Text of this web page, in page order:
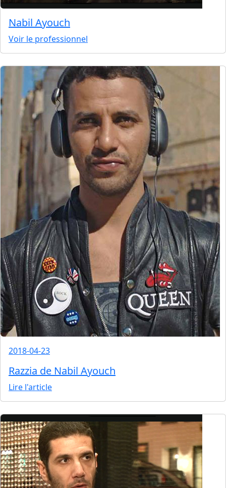
Nabil Ayouch
Voir le professionnel
2018-04-23
Razzia de Nabil Ayouch
Lire l'article